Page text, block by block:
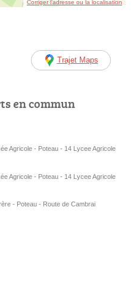
Corriger l’adresse ou la localisation
Trajet Maps
en commun
Agricole - Poteau - 14 Lycee Agricole
Agricole - Poteau - 14 Lycee Agricole
- Poteau - Route de Cambrai